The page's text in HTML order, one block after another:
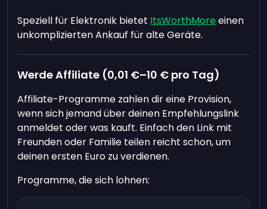
Speziell für Elektronik bietet ItsWorthMore einen
unkomplizierten Ankauf für alte Geräte.
Werde Affiliate (0,01 €–10 € pro Tag)
Affiliate-Programme zahlen dir eine Provision,
wenn sich jemand über deinen Empfehlungslink
anmeldet oder was kauft. Einfach den Link mit
Freunden oder Familie teilen reicht schon, um
deinen ersten Euro zu verdienen.
Programme, die sich lohnen: